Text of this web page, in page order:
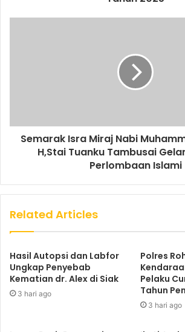
Semarak Isra Miraj Nabi
H,Stai Tuanku Tambusai
Perlombaan Islami
Related Articles
Hasil Autopsi dan Labfor
Ungkap Penyebab
Kematian dr. Alex di Siak
3 hari ago
Polres
Pelaku
Tahun
3 hari ago